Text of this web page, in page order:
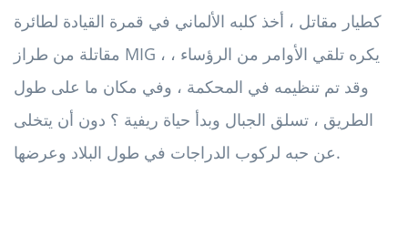
كطيار مقاتل ، أخذ كلبه الألماني في قمرة القيادة لطائرة
مقاتلة من طراز MIG ، يكره تلقي الأوامر من الرؤساء ،
وقد تم تنظيمه في المحكمة ، وفي مكان ما على طول
الطريق ، تسلق الجبال وبدأ حياة ريفية ؟ دون أن يتخلى
عن حبه لركوب الدراجات في طول البلاد وعرضها.